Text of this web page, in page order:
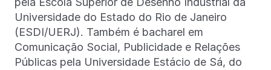
Universidade do Estado do Rio de Janeiro
(ESDI/UERJ). Também é bacharel em
Comunicação Social, Publicidade e Relações
Públicas pela Universidade Estácio de Sá, do